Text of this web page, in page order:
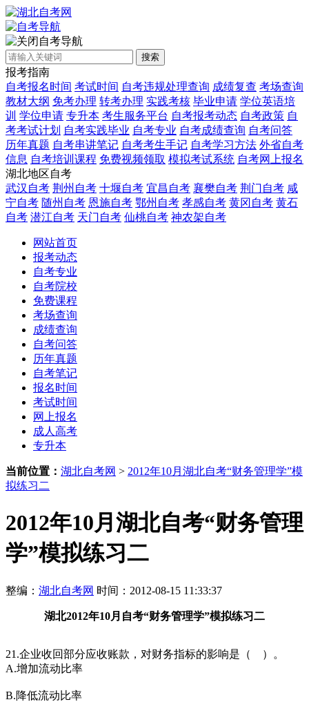
自考导航
搜索
报考指南
自考报名时间 考试时间 自考违规处理查询 成绩复查 考场查询
教材大纲 免考办理 转考办理 实践考核 毕业申请 学位英语培
训 学位申请 专升本 考生服务平台 自考报考动态 自考政策 自
考考试计划 自考实践毕业 自考专业 自考成绩查询 自考问答
历年真题 自考串讲笔记 自考考生手记 自考学习方法 外省自考
信息 自考培训课程 免费视频领取 模拟考试系统 自考网上报名
湖北地区自考
武汉自考 荆州自考 十堰自考 宜昌自考 襄樊自考 荆门自考 咸
宁自考 随州自考 恩施自考 鄂州自考 孝感自考 黄冈自考 黄石
自考 潜江自考 天门自考 仙桃自考 神农架自考
网站首页
报考动态
自考专业
自考院校
免费课程
考场查询
成绩查询
自考问答
历年真题
自考笔记
报名时间
考试时间
网上报名
成人高考
专升本
当前位置： 湖北自考网 > 2012年10月湖北自考“财务管理学”模
拟练习二
2012年10月湖北自考“财务管理
学”模拟练习二
整编： 湖北自考网 时间：2012-08-15 11:33:37
湖北2012年10月自考“财务管理学”模拟练习二
21.企业收回部分应收账款，对财务指标的影响是（ ）。
A.增加流动比率
B.降低流动比率